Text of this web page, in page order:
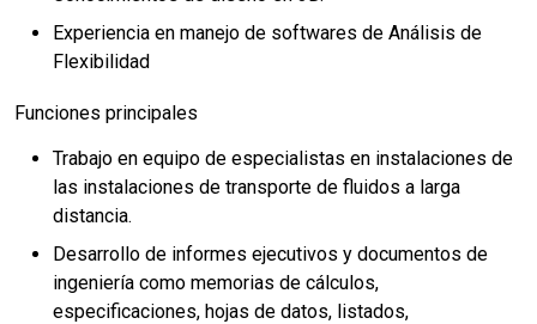
Experiencia en manejo de softwares de Análisis de
Flexibilidad
Funciones principales
Trabajo en equipo de especialistas en instalaciones de
las instalaciones de transporte de fluidos a larga
distancia.
Desarrollo de informes ejecutivos y documentos de
ingeniería como memorias de cálculos,
especificaciones, hojas de datos, listados,